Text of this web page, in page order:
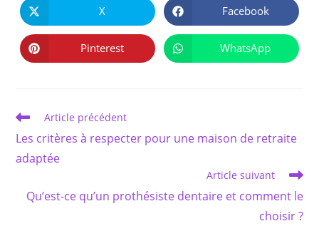
CE
CONTENU
Ouvrir
dans
une
autre
fenêtre
X Ouvrir
dans
une
autre
fenêtre
Facebook
Ouvrir
dans
Pinterest Ouvrir
dans
WhatsApp
Read
articles
Article précédent
Les critères à respecter pour une maison de retraite
adaptée
Article suivant
Qu’est-ce qu’un prothésiste dentaire et comment le
choisir ?